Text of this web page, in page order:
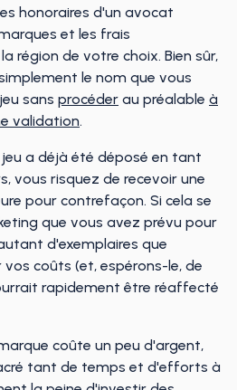
honoraires d'un avocat
et les frais
région de votre choix. Bien sûr,
le nom que vous
sans procéder au préalable à
validation.
a déjà été déposé en tant
vous risquez de recevoir une
pour contrefaçon. Si cela se
que vous avez prévu pour
d'exemplaires que
coûts (et, espérons-le, de
rapidement être réaffecté
coûte un peu d'argent,
tant de temps et d'efforts à